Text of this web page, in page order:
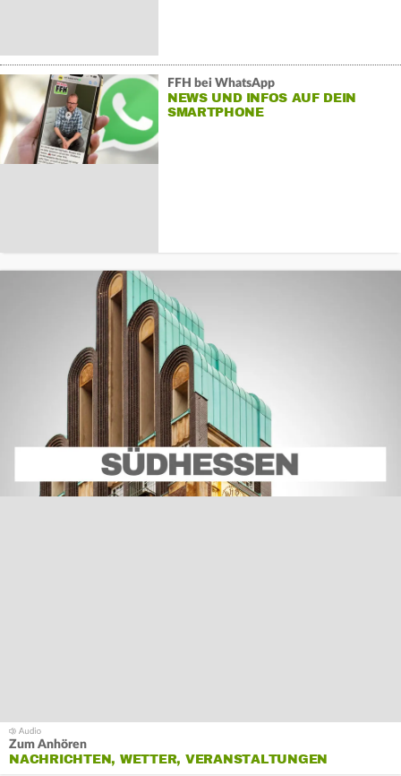
FFH bei WhatsApp
NEWS UND INFOS AUF DEIN
SMARTPHONE
Zum Anhören
NACHRICHTEN, WETTER, VERANSTALTUNGEN